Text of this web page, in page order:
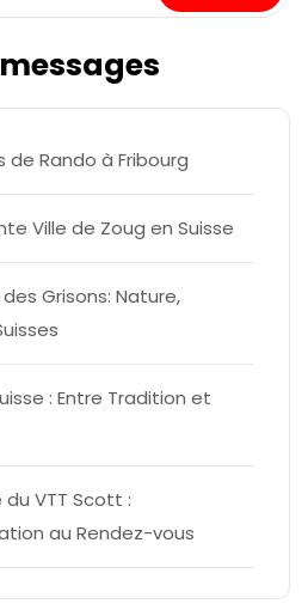
de Rando à Fribourg
Ville de Zoug en Suisse
Grisons: Nature,
: Entre Tradition et
du VTT Scott :
au Rendez-vous